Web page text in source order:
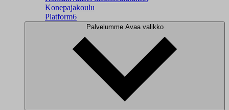
Konepajakoulu
Platform6
Palvelumme Avaa valikko